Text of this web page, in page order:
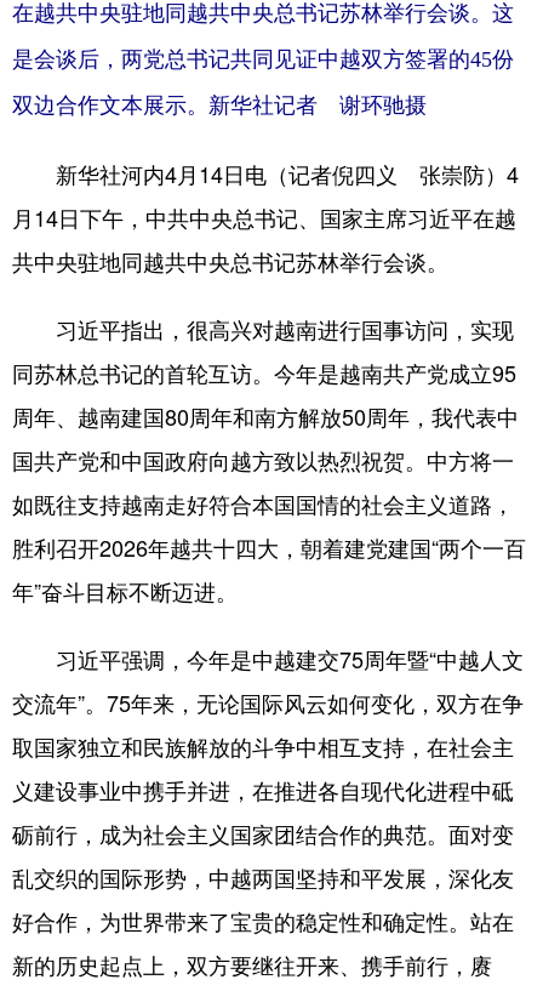
在越共中央驻地同越共中央总书记苏林举行会谈。这
是会谈后，两党总书记共同见证中越双方签署的45份
双边合作文本展示。新华社记者 谢环驰摄
新华社河内4月14日电（记者倪四义 张崇防）4
月14日下午，中共中央总书记、国家主席习近平在越
共中央驻地同越共中央总书记苏林举行会谈。
习近平指出，很高兴对越南进行国事访问，实现
同苏林总书记的首轮互访。今年是越南共产党成立95
周年、越南建国80周年和南方解放50周年，我代表中
国共产党和中国政府向越方致以热烈祝贺。中方将一
如既往支持越南走好符合本国国情的社会主义道路，
胜利召开2026年越共十四大，朝着建党建国“两个一百
年”奋斗目标不断迈进。
习近平强调，今年是中越建交75周年暨“中越人文
交流年”。75年来，无论国际风云如何变化，双方在争
取国家独立和民族解放的斗争中相互支持，在社会主
义建设事业中携手并进，在推进各自现代化进程中砥
砺前行，成为社会主义国家团结合作的典范。面对变
乱交织的国际形势，中越两国坚持和平发展，深化友
好合作，为世界带来了宝贵的稳定性和确定性。站在
新的历史起点上，双方要继往开来、携手前行，赓